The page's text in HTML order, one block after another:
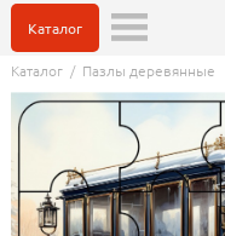
Каталог
Каталог/ Пазлы деревянные